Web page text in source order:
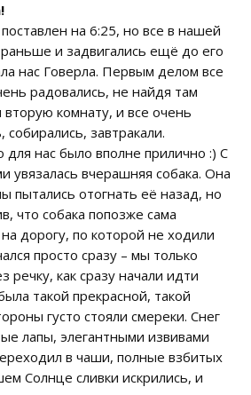
на 6:25, но все в нашей
и задвигались ещё до его
нас Говерла. Первым делом все
радовались, не найдя там
комнату, и все очень
собирались, завтракали.
нас было вполне прилично :) С
увязалась вчерашняя собака. Она
пытались отогнать её назад, но
что собака попозже сама
дорогу, по которой не ходили
просто сразу – мы только
речку, как сразу начали идти
такой прекрасной, такой
густо стояли смереки. Снег
лапы, элегантными извивами
в чаши, полные взбитых
Солнце сливки искрились, и